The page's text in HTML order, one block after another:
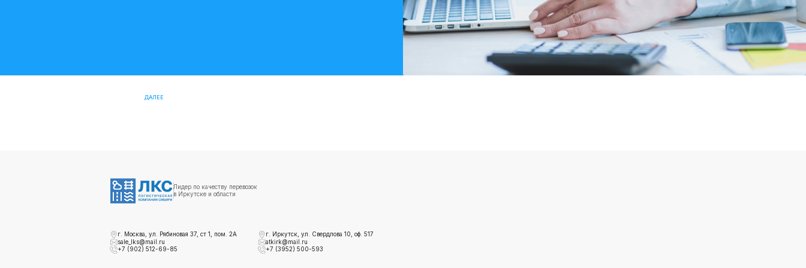
Доставка грузов из Москвы в Мирный
Доставка грузов из Москвы в Ленск
Доставка грузов на Ковыктинское
Доставка грузов из Москвы в Кемерово
Доставка грузов из Москвы в Петропавловск-
Камчатский
Доставка грузов из Москвы в Норильск
ДАЛЕЕ
Лидер по качеству перевозок
в Иркутске и области
г. Москва, ул. Рябиновая 37, ст 1, пом. 2А
sale_lks@mail.ru
+7 (902) 512-69-85
г. Иркутск, ул. Cвердлова 10, оф. 517
atkirk@mail.ru
+7 (3952) 500-593